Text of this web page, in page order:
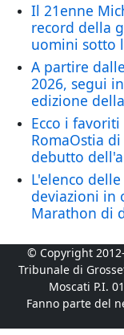
Il 21enne
record della
uomini sotto
A partire
2026, segui
edizione
Ecco i
RomaOstia
debutto
L'elenco
deviazioni in
Marathon di
© Copyright
Tribunale di
Moscati P.I.
Fanno parte del